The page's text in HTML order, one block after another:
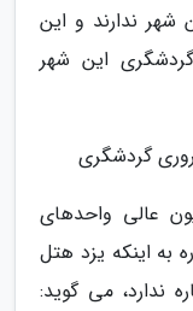
ندارند و این
این شهر
گردشگری
عالی واحدهای
به اینکه یزد هتل
ندارد، می گوید: